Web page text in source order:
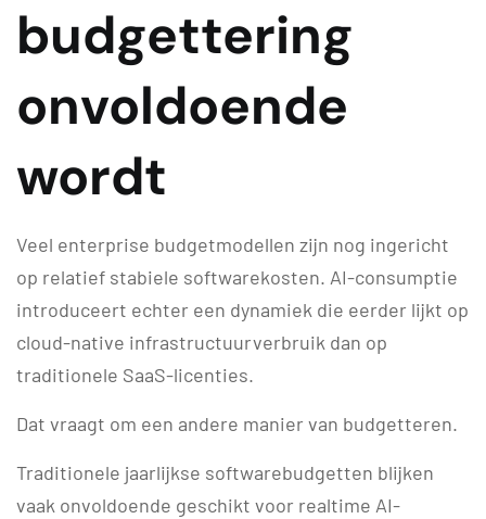
budgettering
onvoldoende
wordt
Veel enterprise budgetmodellen zijn nog ingericht
op relatief stabiele softwarekosten. AI-consumptie
introduceert echter een dynamiek die eerder lijkt op
cloud-native infrastructuurverbruik dan op
traditionele SaaS-licenties.
Dat vraagt om een andere manier van budgetteren.
Traditionele jaarlijkse softwarebudgetten blijken
vaak onvoldoende geschikt voor realtime AI-